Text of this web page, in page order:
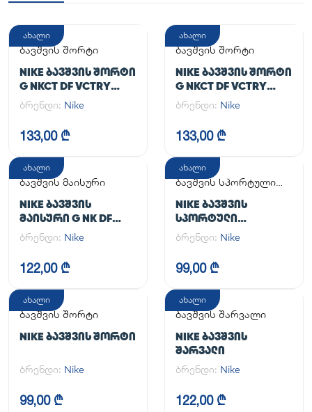
ახალი
ბავშვის შორტი
NIKE ᲑᲐᲕᲨᲕᲘᲡ ᲨᲝᲠᲢᲘ
G NKCT DF VCTRY
FLOUNCY SKRT
ბრენდი: Nike
133,00 ₾
ახალი
ბავშვის შორტი
NIKE ᲑᲐᲕᲨᲕᲘᲡ ᲨᲝᲠᲢᲘ
G NKCT DF VCTRY
FLOUNCY SKRT
ბრენდი: Nike
133,00 ₾
ახალი
ბავშვის მაისური
NIKE ᲑᲐᲕᲨᲕᲘᲡ
ᲛᲐᲘᲡᲣᲠᲘ G NK DF
ONE SS TOP
ბრენდი: Nike
122,00 ₾
ახალი
ბავშვის სპორტული
NIKE ᲑᲐᲕᲨᲕᲘᲡ
ᲡᲞᲝᲠᲢᲣᲚᲘ
ᲙᲝᲛᲞᲚᲔᲥᲢᲘ
ბრენდი: Nike
99,00 ₾
ახალი
ბავშვის შორტი
NIKE ᲑᲐᲕᲨᲕᲘᲡ ᲨᲝᲠᲢᲘ
ბრენდი: Nike
99,00 ₾
ახალი
ბავშვის შარვალი
NIKE ᲑᲐᲕᲨᲕᲘᲡ
ᲨᲐᲠᲕᲐᲚᲘ
ბრენდი: Nike
122,00 ₾